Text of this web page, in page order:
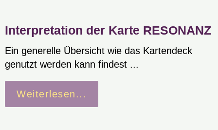
Interpretation der Karte RESONANZ
Ein generelle Übersicht wie das Kartendeck
genutzt werden kann findest ...
Weiterlesen...